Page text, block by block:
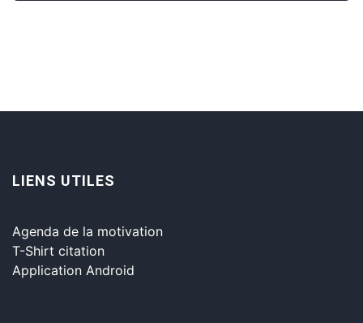
LIENS UTILES
Agenda de la motivation
T-Shirt citation
Application Android